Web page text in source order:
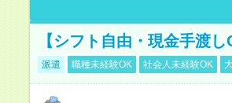
【シフト自由・現金手渡
派遣 職種未経験OK 社会人未経験OK